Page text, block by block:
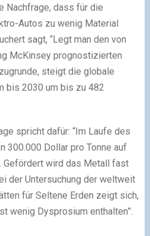
Nachfrage, dass für die
Autos zu wenig Material
sagt, “Legt man den von
McKinsey prognostizierten
steigt die globale
bis 2030 um bis zu 482
spricht dafür: “Im Laufe des
300.000 Dollar pro Tonne auf
Gefördert wird das Metall fast
der Untersuchung der weltweit
für Seltene Erden zeigt sich,
wenig Dysprosium enthalten”.